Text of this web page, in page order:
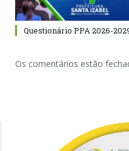
Questionário PPA 2026-
Os comentários estão